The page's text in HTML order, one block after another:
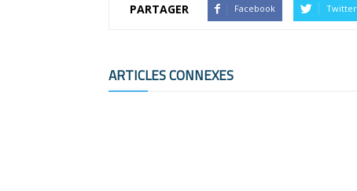
PARTAGER Facebook Twitter
ARTICLES CONNEXES